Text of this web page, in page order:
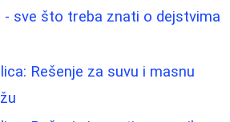
- sve što treba znati o dejstvima
Rešenje za suvu i masnu